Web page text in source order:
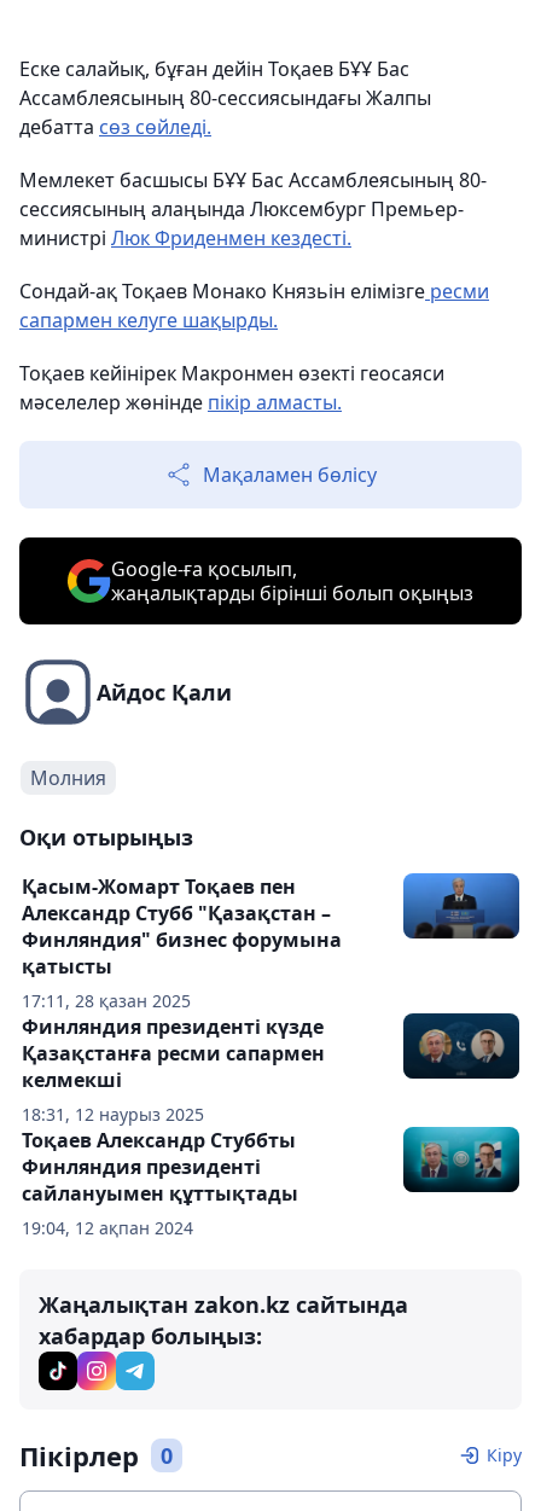
Еске салайық, бұған дейін Тоқаев БҰҰ Бас
Ассамблеясының 80-сессиясындағы Жалпы
дебатта сөз сөйледі.
Мемлекет басшысы БҰҰ Бас Ассамблеясының 80-
сессиясының алаңында Люксембург Премьер-
министрі Люк Фриденмен кездесті.
Сондай-ақ Тоқаев Монако Князьін елімізге ресми
сапармен келуге шақырды.
Тоқаев кейінірек Макронмен өзекті геосаяси
мәселелер жөнінде пікір алмасты.
Мақаламен бөлісу
Google-ға қосылып,
жаңалықтарды бірінші болып оқыңыз
Айдос Қали
Молния
Оқи отырыңыз
17:11, 28 қазан 2025
Қасым-Жомарт Тоқаев пен
Александр Стубб "Қазақстан –
Финляндия" бизнес форумына
қатысты
18:31, 12 наурыз 2025
Финляндия президенті күзде
Қазақстанға ресми сапармен
келмекші
19:04, 12 ақпан 2024
Тоқаев Александр Стуббты
Финляндия президенті
сайлануымен құттықтады
Жаңалықтан zakon.kz сайтында
хабардар болыңыз:
Пікірлер 0 Кіру